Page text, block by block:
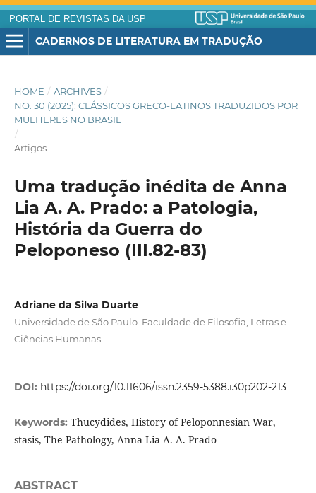
PORTAL DE REVISTAS DA USP
CADERNOS DE LITERATURA EM TRADUÇÃO
HOME / ARCHIVES /
NO. 30 (2025): CLÁSSICOS GRECO-LATINOS TRADUZIDOS POR
MULHERES NO BRASIL
/
Artigos
Uma tradução inédita de Anna
Lia A. A. Prado: a Patologia,
História da Guerra do
Peloponeso (III.82-83)
Adriane da Silva Duarte
Universidade de São Paulo. Faculdade de Filosofia, Letras e
Ciências Humanas
DOI: https://doi.org/10.11606/issn.2359-5388.i30p202-213
Keywords: Thucydides, History of Peloponnesian War,
stasis, The Pathology, Anna Lia A. A. Prado
ABSTRACT